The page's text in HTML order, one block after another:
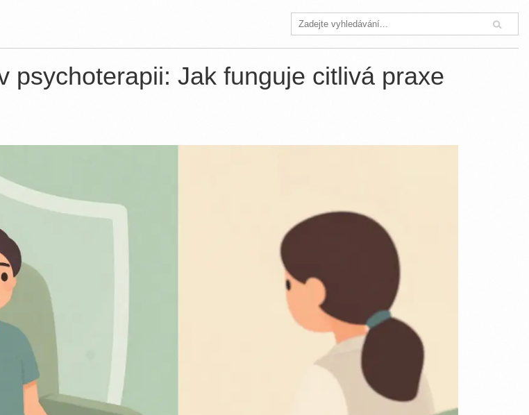
psychoterapii: Jak funguje citlivá praxe